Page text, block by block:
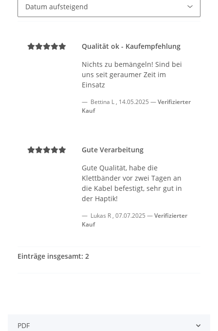
Qualität ok - Kaufempfehlung
Nichts zu bemängeln! Sind bei
uns seit geraumer Zeit im
Einsatz
Bettina L , 14.05.2025
Verifizierter
Kauf
Gute Verarbeitung
Gute Qualität, habe die
Klettbänder vor zwei Tagen an
die Kabel befestigt, sehr gut in
der Haptik!
Lukas R , 07.07.2025
Verifizierter
Kauf
Einträge insgesamt: 2
PDF